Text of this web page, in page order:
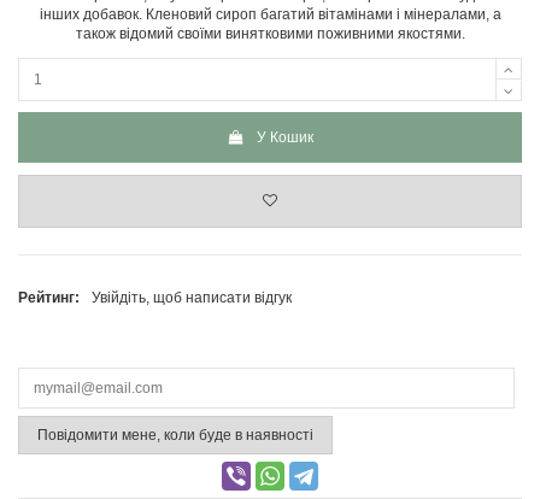
інших добавок. Кленовий сироп багатий вітамінами і мінералами, а
також відомий своїми винятковими поживними якостями.
У Кошик
Рейтинг: Увійдіть, щоб написати відгук
Повідомити мене, коли буде в наявності